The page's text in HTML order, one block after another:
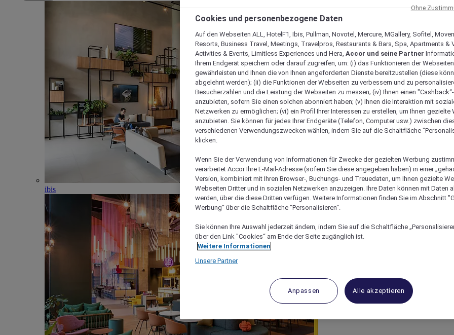
ibis
Cookies und personenbezogene Daten
Auf den Webseiten ALL, HotelF1, Ibis, Pullman, Novotel, Mercure, MGallery, Sofitel,
Resorts, Business Travel, Meetings, Travelpros, Restaurants & Bars, Spa, Apartments &
Activities & Events, Limitless Experiences und Hera, Accor und seine Partner
Ihrem Endgerät speichern oder darauf zugreifen, um: (i) das Funktionieren der
gewährleisten und Ihnen die von Ihnen angeforderten Dienste bereitzustellen (diese
abgelehnt werden); (ii) die Funktionen der Webseiten zu verbessern und zu
Besucherzahlen und die Leistung der Webseiten zu messen; (iv) Ihnen einen
anzubieten, sofern Sie einen solchen abonniert haben; (v) Ihnen die Interaktion mit
Netzwerken zu ermöglichen; (vi) ein Profil Ihrer Interessen zu erstellen, um Ihnen gezielte
anzubieten. Sie können für jedes Ihrer Endgeräte (Telefon, Computer usw.) zwischen
verschiedenen Verwendungszwecken wählen, indem Sie auf die Schaltfläche
klicken.
Wenn Sie der Verwendung von Informationen für Zwecke der gezielten Werbung
verarbeitet Accor Ihre E-Mail-Adresse (sofern Sie diese angegeben haben) in einer
Version, kombiniert mit Ihren Browser-, Buchungs- und Treuedaten, um Ihnen gezielte
Webseiten Dritter und in sozialen Netzwerken anzuzeigen. Ihre Daten können mit Daten
werden, über die diese Dritten verfügen. Weitere Informationen finden Sie im Abschnitt
Werbung“ über die Schaltfläche "Personalisieren“.
Sie können Ihre Auswahl jederzeit ändern, indem Sie auf die Schaltfläche
über den Link "Cookies“ am Ende der Seite zugänglich ist.
Weitere Informationen
Unsere Partner
Anpassen Alle akzeptieren
Ohne